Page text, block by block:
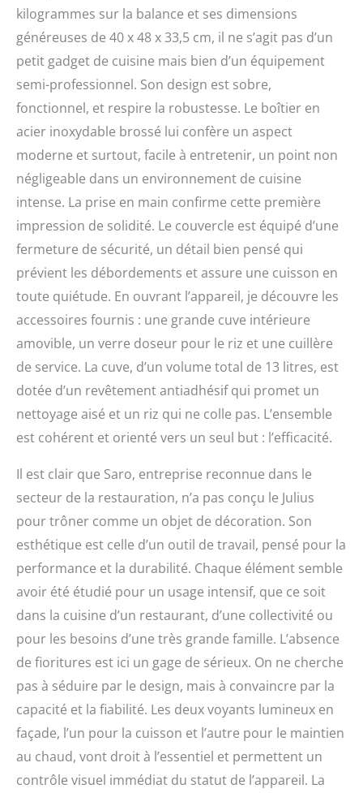
puissance de 1,95 kW à
230 V Plage de
température : réglable de
kilogrammes sur la balance et ses dimensions
généreuses de 40 x 48 x 33,5 cm, il ne s’agit pas d’un
petit gadget de cuisine mais bien d’un équipement
semi-professionnel. Son design est sobre,
fonctionnel, et respire la robustesse. Le boîtier en
acier inoxydable brossé lui confère un aspect
moderne et surtout, facile à entretenir, un point non
négligeable dans un environnement de cuisine
intense. La prise en main confirme cette première
impression de solidité. Le couvercle est équipé d’une
fermeture de sécurité, un détail bien pensé qui
prévient les débordements et assure une cuisson en
toute quiétude. En ouvrant l’appareil, je découvre les
accessoires fournis : une grande cuve intérieure
amovible, un verre doseur pour le riz et une cuillère
de service. La cuve, d’un volume total de 13 litres, est
dotée d’un revêtement antiadhésif qui promet un
nettoyage aisé et un riz qui ne colle pas. L’ensemble
est cohérent et orienté vers un seul but : l’efficacité.
Il est clair que Saro, entreprise reconnue dans le
secteur de la restauration, n’a pas conçu le Julius
pour trôner comme un objet de décoration. Son
esthétique est celle d’un outil de travail, pensé pour la
performance et la durabilité. Chaque élément semble
avoir été étudié pour un usage intensif, que ce soit
dans la cuisine d’un restaurant, d’une collectivité ou
pour les besoins d’une très grande famille. L’absence
de fioritures est ici un gage de sérieux. On ne cherche
pas à séduire par le design, mais à convaincre par la
capacité et la fiabilité. Les deux voyants lumineux en
façade, l’un pour la cuisson et l’autre pour le maintien
au chaud, vont droit à l’essentiel et permettent un
contrôle visuel immédiat du statut de l’appareil. La